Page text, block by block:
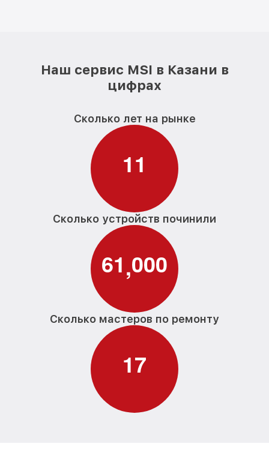
Наш сервис MSI в Казани в
цифрах
Сколько лет на рынке
11
Сколько устройств починили
61,000
Сколько мастеров по ремонту
17